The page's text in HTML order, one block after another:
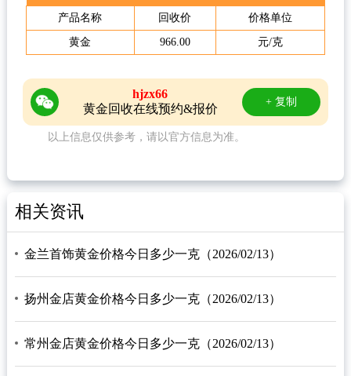
产品名称 回收价 价格单位
黄金 966.00 元/克
hjzx66
黄金回收在线预约&报价
+ 复制
以上信息仅供参考，请以官方信息为准。
相关资讯
金兰首饰黄金价格今日多少一克（2026/02/13）
扬州金店黄金价格今日多少一克（2026/02/13）
常州金店黄金价格今日多少一克（2026/02/13）